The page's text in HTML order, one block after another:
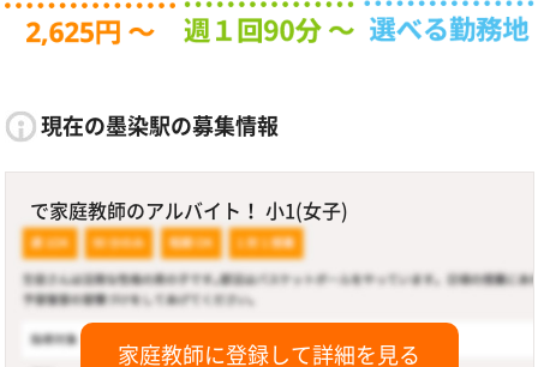
現在の墨染駅の募集情報
で家庭教師のアルバイト！ 小1(女子)
家庭教師に登録して詳細を見る